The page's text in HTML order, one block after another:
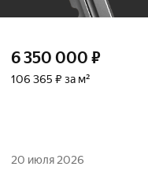
6 350 000 ₽
106 365 ₽ за м²
20 июля 2026